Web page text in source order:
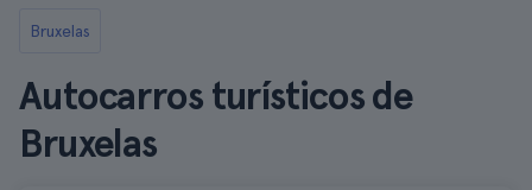
Bruxelas
Autocarros turísticos de
Bruxelas